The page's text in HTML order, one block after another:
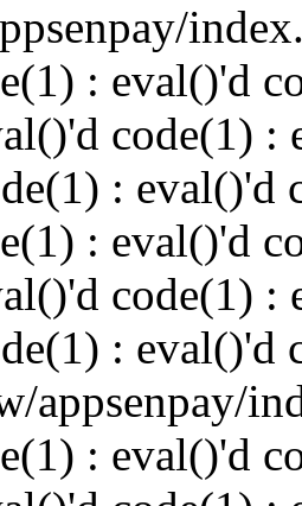
: eval()'d
code(1) :
: eval()'d
: eval()'d
code(1) :
: eval()'d
appsenpay/
: eval()'d